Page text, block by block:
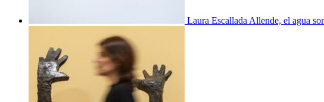
Laura Escallada Allende, el agua